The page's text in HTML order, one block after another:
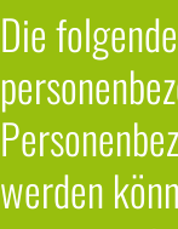
Die
werden